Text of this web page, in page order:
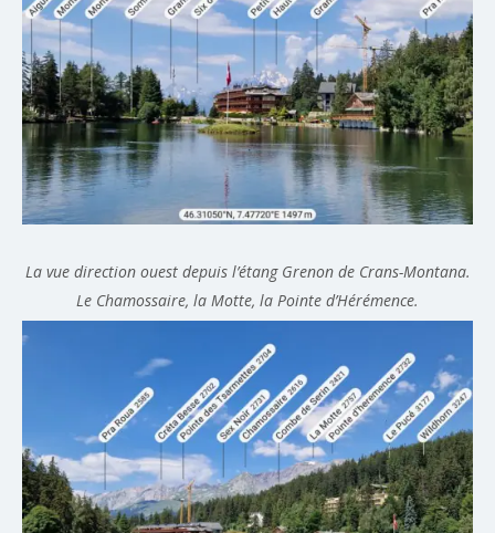
La vue direction ouest depuis l’étang Grenon de Crans-Montana.
Le Chamossaire, la Motte, la Pointe d’Hérémence.